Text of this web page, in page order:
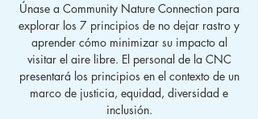
Únase a Community Nature Connection para
explorar los 7 principios de no dejar rastro y
aprender cómo minimizar su impacto al
visitar el aire libre. El personal de la CNC
presentará los principios en el contexto de un
marco de justicia, equidad, diversidad e
inclusión.